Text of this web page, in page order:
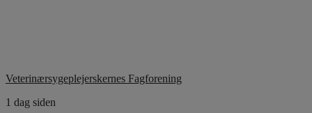
Veterinærsygeplejerskernes Fagforening
1 dag siden